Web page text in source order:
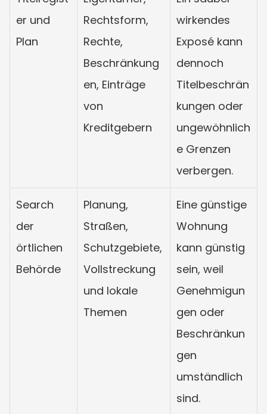
er und
Plan
Rechtsform,
Rechte,
Beschränkung
en, Einträge
von
Kreditgebern
wirkendes
Exposé kann
dennoch
Titelbeschrän
kungen oder
ungewöhnlich
e Grenzen
verbergen.
Search
der
örtlichen
Behörde
Planung,
Straßen,
Schutzgebiete,
Vollstreckung
und lokale
Themen
Eine günstige
Wohnung
kann günstig
sein, weil
Genehmigun
gen oder
Beschränkun
gen
umständlich
sind.